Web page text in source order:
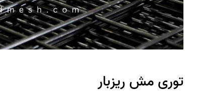
توری مش ریزبار